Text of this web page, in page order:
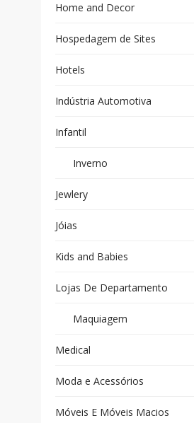
Home and Decor
Hospedagem de Sites
Hotels
Indústria Automotiva
Infantil
Inverno
Jewlery
Jóias
Kids and Babies
Lojas De Departamento
Maquiagem
Medical
Moda e Acessórios
Móveis E Móveis Macios